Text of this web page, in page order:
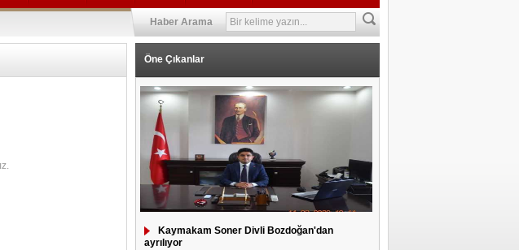
Haber Arama
Öne Çıkanlar
Kaymakam Soner Divli Bozdoğan'dan
ayrılıyor